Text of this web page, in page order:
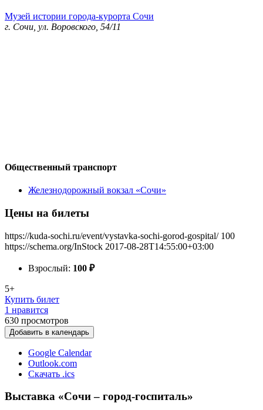
Музей истории города-курорта Сочи
г. Сочи, ул. Воровского, 54/11
Общественный транспорт
Железнодорожный вокзал «Сочи»
Цены на билеты
https://kuda-sochi.ru/event/vystavka-sochi-gorod-gospital/ 100
https://schema.org/InStock 2017-08-28T14:55:00+03:00
Взрослый: 100 ₽
5+
Купить билет
1 нравится
630 просмотров
Добавить в календарь
Google Calendar
Outlook.com
Скачать .ics
Выставка «Сочи – город-госпиталь»